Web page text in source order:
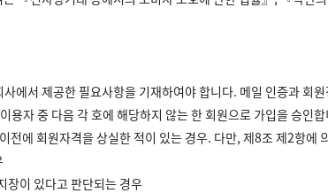
에서 제공한 필요사항을 기재하여야 합니다. 메일 인증과 회
용자 중 다음 각 호에 해당하지 않는 한 회원으로 가입을 승
전에 회원자격을 상실한 적이 있는 경우. 다만, 제8조 제2항
장이 있다고 판단되는 경우